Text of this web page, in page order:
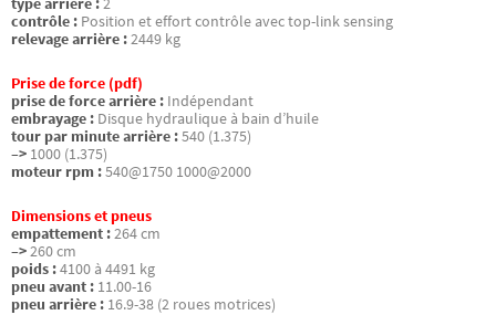
contrôle : Position et effort contrôle avec top-link sensing
relevage arrière :2449 kg
Prise de force (pdf)
prise de force arrière : Indépendant
embrayage : Disque hydraulique à bain d’huile
tour par minute arrière :540 (1.375)
–> 1000 (1.375)
moteur rpm :540@1750 1000@2000
Dimensions et pneus
empattement :264 cm
–>260 cm
poids :4100 à 4491 kg
pneu avant : 11.00-16
pneu arrière : 16.9-38 (2 roues motrices)